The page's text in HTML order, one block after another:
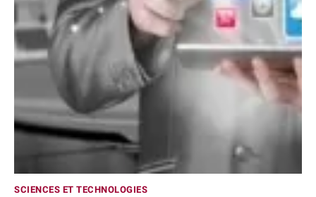
SCIENCES ET TECHNOLOGIES